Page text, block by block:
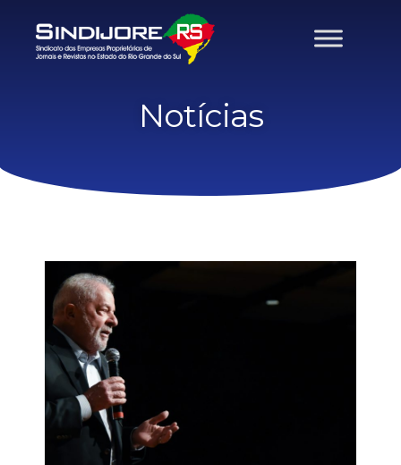
Notícias